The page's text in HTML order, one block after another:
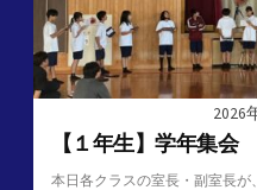
2026
【１年生】学年集会
本日各クラスの室長・副室長